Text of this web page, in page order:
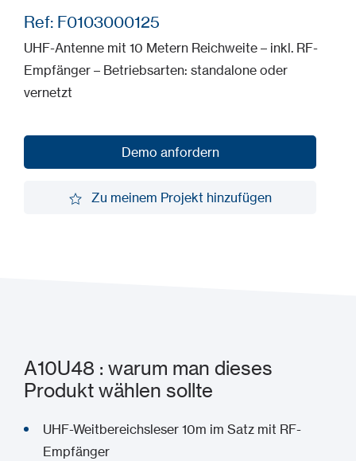
Ref: F0103000125
UHF-Antenne mit 10 Metern Reichweite – inkl. RF-
Empfänger – Betriebsarten: standalone oder
vernetzt
Demo anfordern
Zu meinem Projekt hinzufügen
A10U48 : warum man dieses
Produkt wählen sollte
UHF-Weitbereichsleser 10m im Satz mit RF-
Empfänger